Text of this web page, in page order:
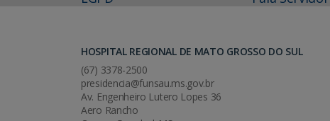
HOSPITAL REGIONAL DE MATO GROSSO DO SUL
(67) 3378-2500
presidencia@funsau.ms.gov.br
Av. Engenheiro Lutero Lopes 36
Aero Rancho